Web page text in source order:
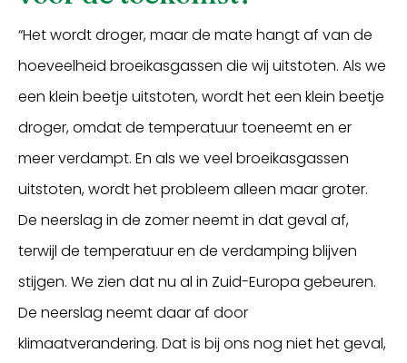
“Het wordt droger, maar de mate hangt af van de
hoeveelheid broeikasgassen die wij uitstoten. Als we
een klein beetje uitstoten, wordt het een klein beetje
droger, omdat de temperatuur toeneemt en er
meer verdampt. En als we veel broeikasgassen
uitstoten, wordt het probleem alleen maar groter.
De neerslag in de zomer neemt in dat geval af,
terwijl de temperatuur en de verdamping blijven
stijgen. We zien dat nu al in Zuid-Europa gebeuren.
De neerslag neemt daar af door
klimaatverandering. Dat is bij ons nog niet het geval,